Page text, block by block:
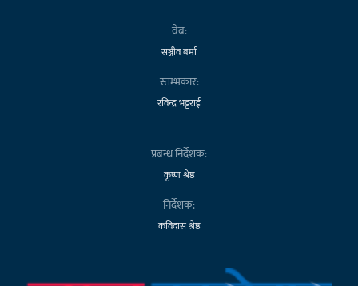
वेब:
सञ्जीव बर्मा
स्तम्भकार:
रविन्द्र भट्टराई
प्रबन्ध निर्देशक:
कृष्ण श्रेष्ठ
निर्देशक:
कविदास श्रेष्ठ